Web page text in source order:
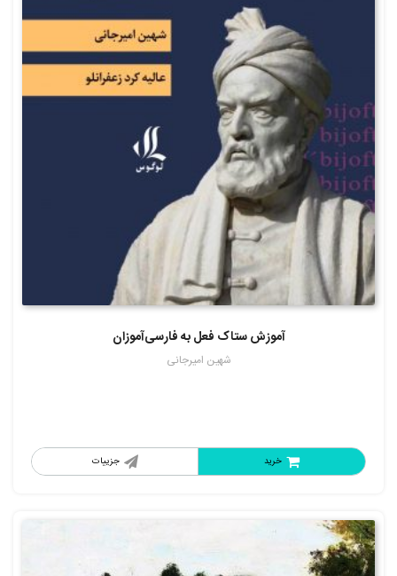
آموزش ستاک فعل به فارسی‌آموزان
شهین امیرجانی
جزییات خرید